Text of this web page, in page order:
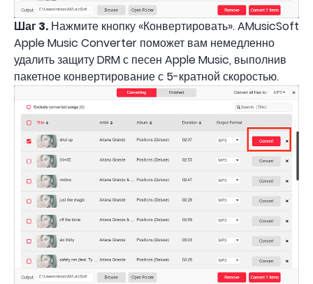
Шаг 3. Нажмите кнопку «Конвертировать». AMusicSoft
Apple Music Converter поможет вам немедленно
удалить защиту DRM с песен Apple Music, выполнив
пакетное конвертирование с 5-кратной скоростью.